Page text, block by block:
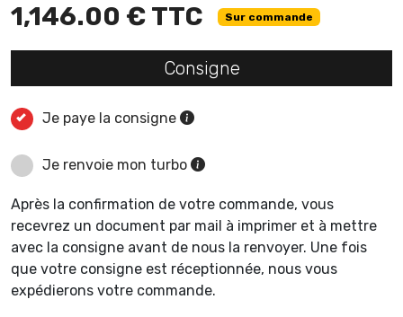
1,146.00 € TTC Sur commande
Consigne
Je paye la consigne
Je renvoie mon turbo
Après la confirmation de votre commande, vous
recevrez un document par mail à imprimer et à mettre
avec la consigne avant de nous la renvoyer. Une fois
que votre consigne est réceptionnée, nous vous
expédierons votre commande.